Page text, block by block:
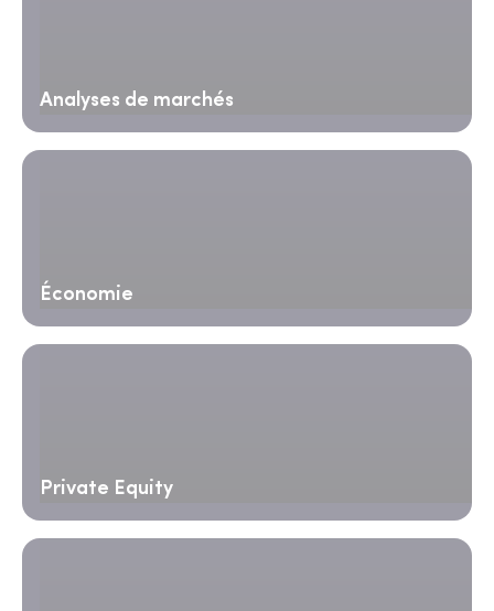
Analyses de marchés
Économie
Private Equity